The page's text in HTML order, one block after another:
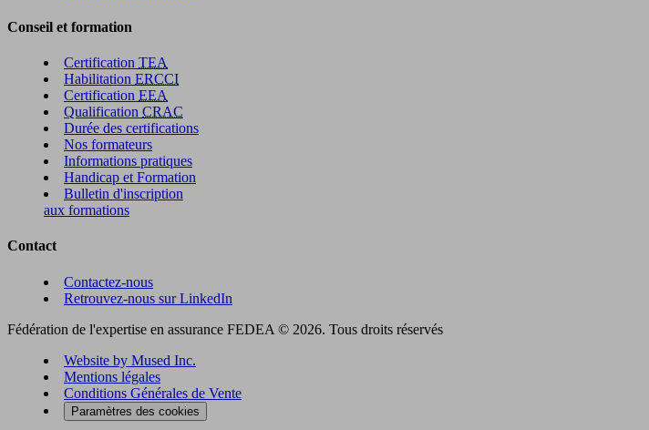
Conseil et formation
Certification TEA
Habilitation ERCCI
Certification EEA
Qualification CRAC
Durée des certifications
Nos formateurs
Informations pratiques
Handicap et Formation
Bulletin d'inscription
aux formations
Contact
Contactez-nous
Retrouvez-nous sur LinkedIn
Fédération de l'expertise en assurance FEDEA © 2026. Tous droits réservés
Website by Mused Inc.
Mentions légales
Conditions Générales de Vente
Paramètres des cookies